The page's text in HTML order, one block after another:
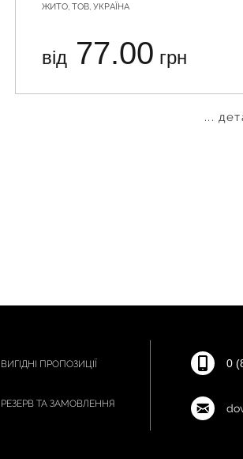
ЖИТО, ТОВ, УКРАЇНА
від 77.00 грн
...
ВИГІДНІ ПРОПОЗИЦІЇ
РЕЗЕРВ ТА ЗАМОВЛЕННЯ
0